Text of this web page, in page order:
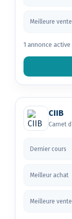
Meilleure vente
1 annonce active
CIIB
Carnet
Dernier cours
Meilleur achat
Meilleure vente